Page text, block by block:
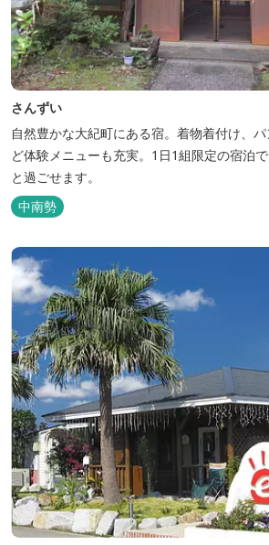
さんずい
自然豊かな大紀町にある宿。着物着付け、
ど体験メニューも充実。1日1組限定の宿泊
と過ごせます。
中南勢